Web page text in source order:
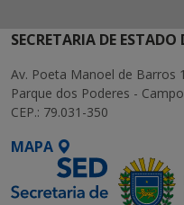
SECRETARIA DE ESTADO
Av. Poeta Manoel de Barros
Parque dos Poderes -
CEP.: 79.031-350
MAPA